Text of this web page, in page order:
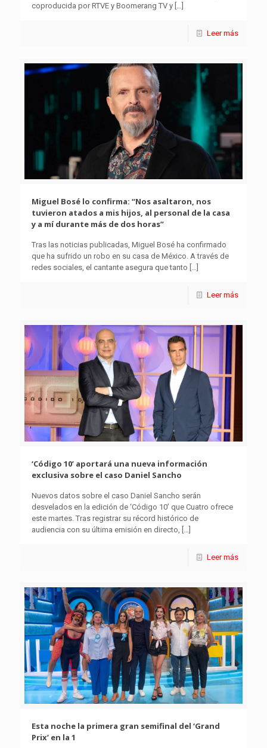
coproducida por RTVE y Boomerang TV y […]
Leer más
Miguel Bosé lo confirma: “Nos asaltaron, nos
tuvieron atados a mis hijos, al personal de la casa
y a mí durante más de dos horas”
Tras las noticias publicadas, Miguel Bosé ha confirmado
que ha sufrido un robo en su casa de México. A través de
redes sociales, el cantante asegura que tanto […]
Leer más
‘Código 10’ aportará una nueva información
exclusiva sobre el caso Daniel Sancho
Nuevos datos sobre el caso Daniel Sancho serán
desvelados en la edición de ‘Código 10’ que Cuatro ofrece
este martes. Tras registrar su récord histórico de
audiencia con su última emisión en directo, […]
Leer más
Esta noche la primera gran semifinal del ‘Grand
Prix’ en la 1